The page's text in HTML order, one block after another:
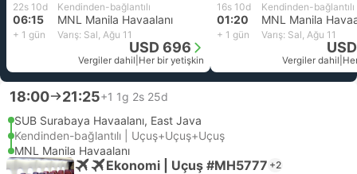
22s 10d Kendinden-bağlantılı
06:15 MNL Manila Havaalanı
+ 1 gün Varış: Sal, Ağu 11
USD 696
Vergiler dahil Her bir yetişkin
16s 10d Kendinden-bağlantılı
01:20 MNL Manila
+ 1 gün Varış: Sal, Ağu 11
Vergiler dahil
18:00 21:25+1 1g 2s 25d
SUB Surabaya Havaalanı, East Java
Kendinden-bağlantılı | Uçuş+Uçuş+Uçuş
MNL Manila Havaalanı
Ekonomi | Uçuş #MH5777 +2